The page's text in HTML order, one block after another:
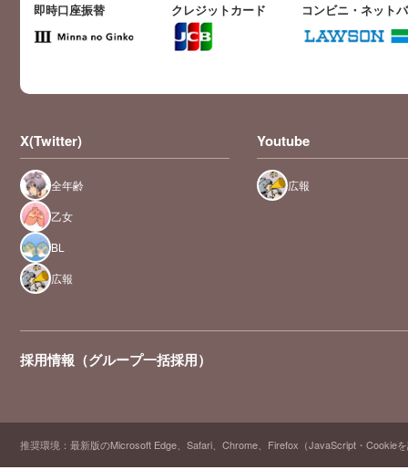
即時口座振替 クレジットカード コンビニ・ネット
X(Twitter)
全年齢
乙女
BL
広報
Youtube
広報
採用情報（グループ一括採用）
推奨環境：最新版のMicrosoft Edge、Safari、Chrome、Firefox（JavaScript・Cookie